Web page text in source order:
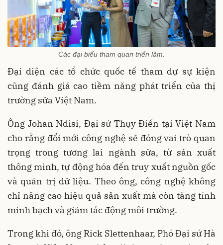
Các đại biểu tham quan triển lãm.
Đại diện các tổ chức quốc tế tham dự sự kiện
cũng đánh giá cao tiềm năng phát triển của thị
trường sữa Việt Nam.
Ông Johan Ndisi, Đại sứ Thụy Điển tại Việt Nam
cho rằng đổi mới công nghệ sẽ đóng vai trò quan
trọng trong tương lai ngành sữa, từ sản xuất
thông minh, tự động hóa đến truy xuất nguồn gốc
và quản trị dữ liệu. Theo ông, công nghệ không
chỉ nâng cao hiệu quả sản xuất mà còn tăng tính
minh bạch và giảm tác động môi trường.
Trong khi đó, ông Rick Slettenhaar, Phó Đại sứ Hà